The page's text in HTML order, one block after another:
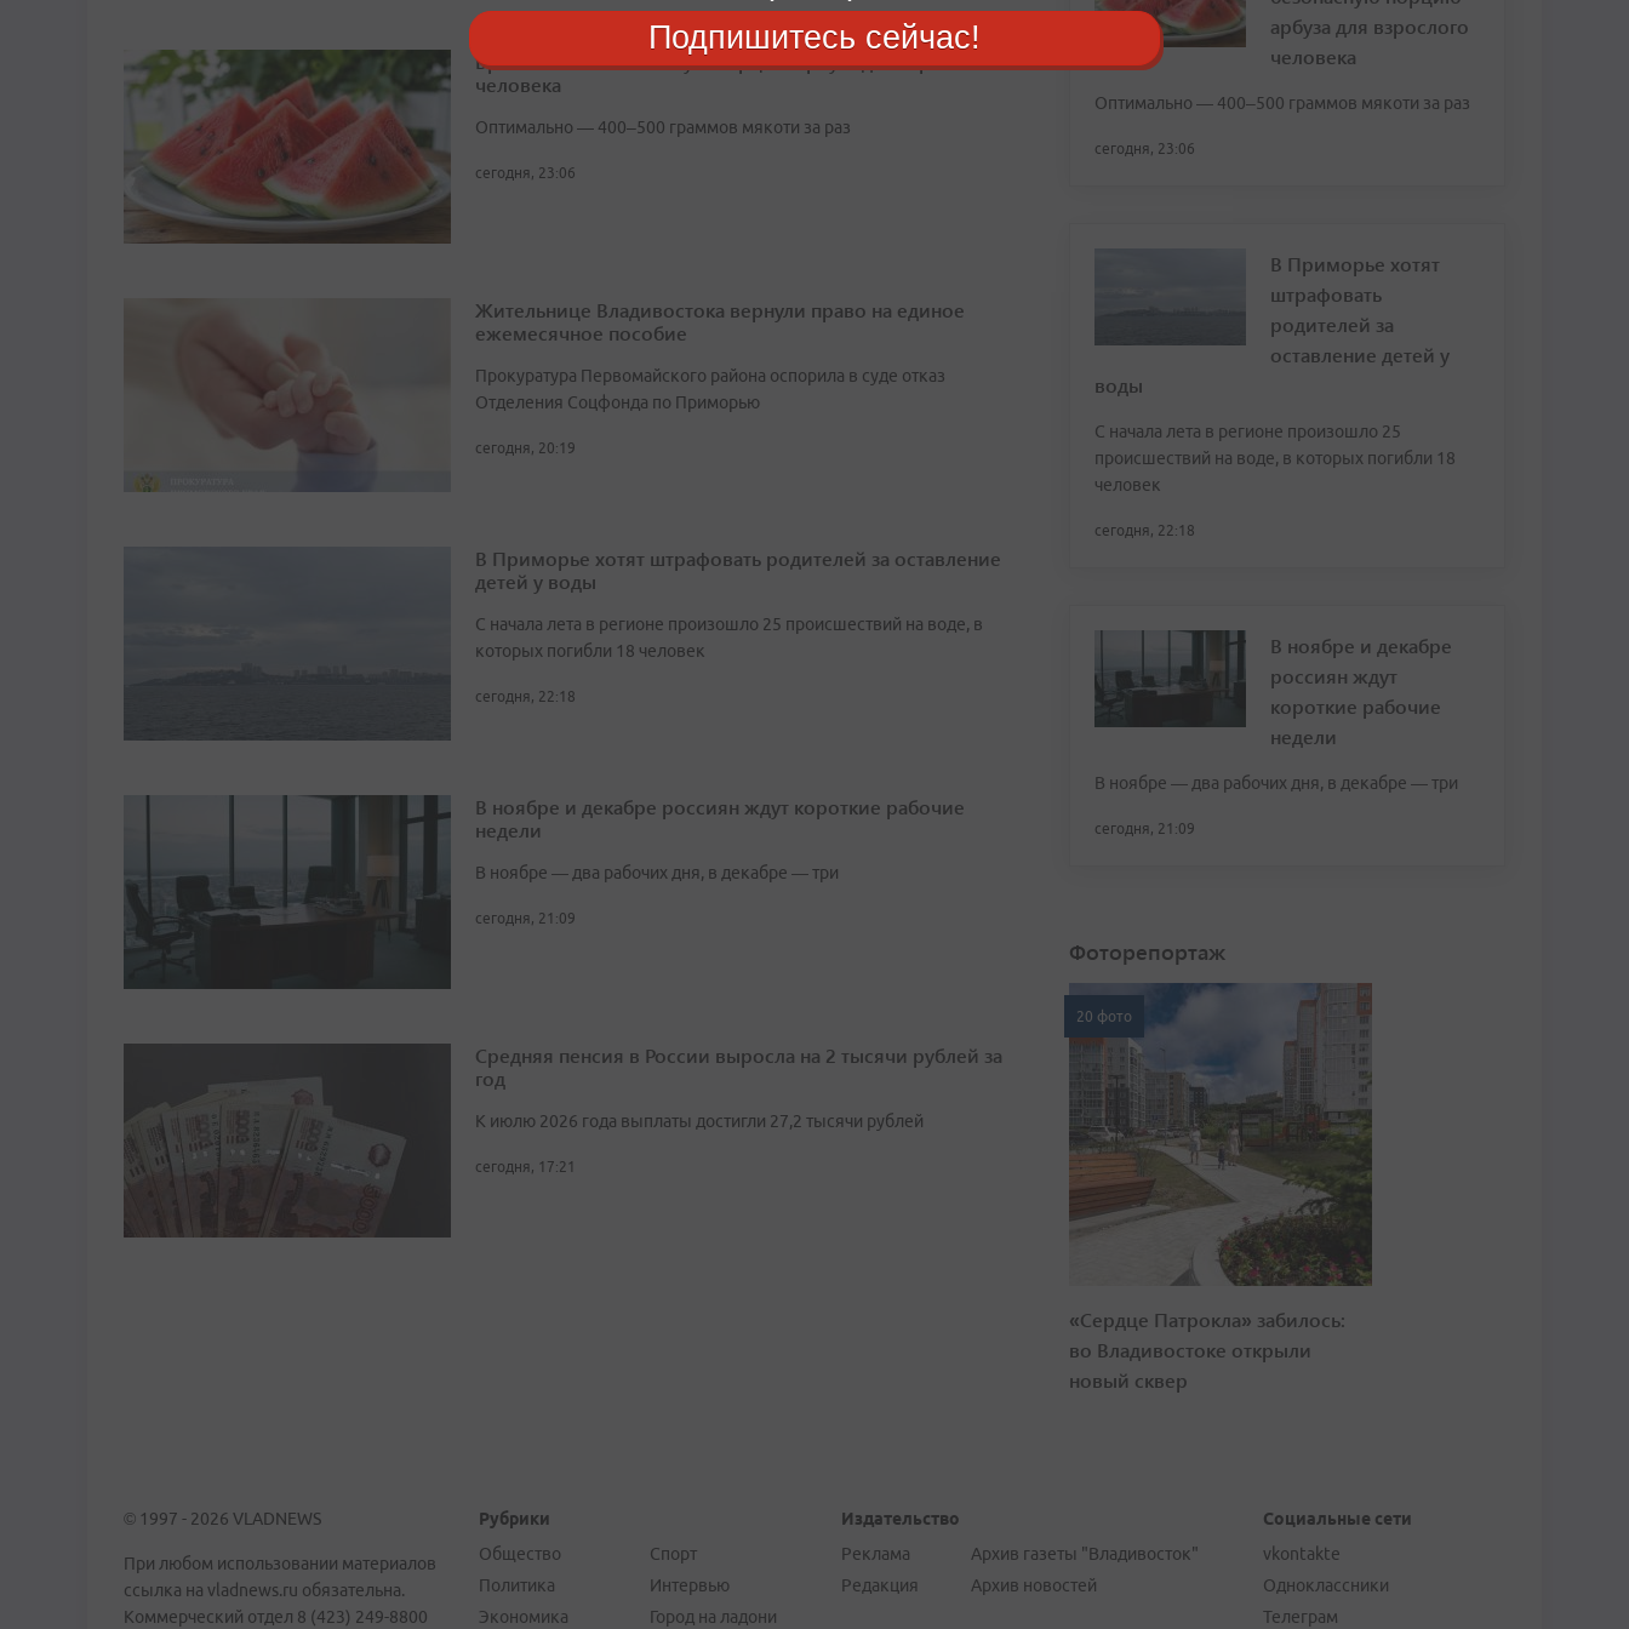
Врач назвала безопасную порцию арбуза для взрослого
человека
Оптимально — 400–500 граммов мякоти за раз
сегодня, 23:06
Жительнице Владивостока вернули право на единое
ежемесячное пособие
Прокуратура Первомайского района оспорила в суде отказ
Отделения Соцфонда по Приморью
сегодня, 20:19
В Приморье хотят штрафовать родителей за оставление
детей у воды
С начала лета в регионе произошло 25 происшествий на воде, в
которых погибли 18 человек
сегодня, 22:18
В ноябре и декабре россиян ждут короткие рабочие
недели
В ноябре — два рабочих дня, в декабре — три
сегодня, 21:09
Средняя пенсия в России выросла на 2 тысячи рублей за
год
К июлю 2026 года выплаты достигли 27,2 тысячи рублей
сегодня, 17:21
арбуза для взрослого
человека
Оптимально — 400–500 граммов мякоти за раз
сегодня, 23:06
В Приморье хотят
штрафовать
родителей за
оставление детей у
воды
С начала лета в регионе произошло 25
происшествий на воде, в которых погибли 18
человек
сегодня, 22:18
В ноябре и декабре
россиян ждут
короткие рабочие
недели
В ноябре — два рабочих дня, в декабре — три
сегодня, 21:09
Фоторепортаж
20 фото
«Сердце Патрокла» забилось:
во Владивостоке открыли
новый сквер
© 1997 - 2026 VLADNEWS
При любом использовании материалов
ссылка на vladnews.ru обязательна.
Коммерческий отдел 8 (423) 249-8800
Рубрики
Общество
Политика
Экономика
Спорт
Интервью
Город на ладони
Издательство
Реклама
Редакция
Архив газеты "Владивосток"
Архив новостей
Социальные сети
vkontakte
Одноклассники
Телеграм
Подпишитесь сейчас!